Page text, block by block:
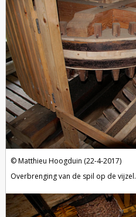
Matthieu Hoogduin (22-4-2017)
Overbrenging van de spil op de vijzel.